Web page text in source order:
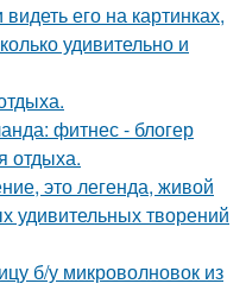
его на картинках,
удивительно и
фитнес - блогер
отдыха.
это легенда, живой
удивительных творений
б/у микроволновок из